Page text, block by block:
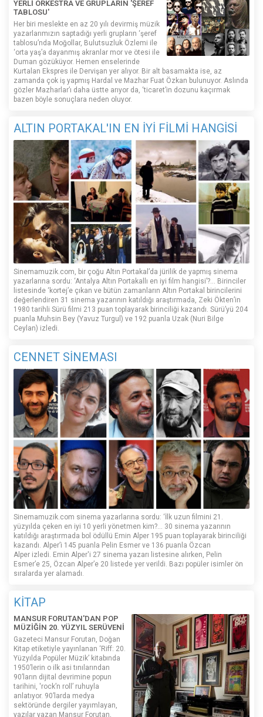
YERLİ ORKESTRA VE GRUPLARIN 'ŞEREF
TABLOSU'
Her biri meslekte en az 20 yılı devirmiş müzik
yazarlarımızın saptadığı yerli grupların ‘şeref
tablosu’nda Moğollar, Bulutsuzluk Özlemi ile
‘orta yaş’a dayanmış akranlar mor ve ötesi ile
Duman gözüküyor. Hemen enselerinde
Kurtalan Ekspres ile Dervişan yer alıyor. Bir alt basamakta ise, az
zamanda çok iş yapmış Hardal ve Mazhar Fuat Özkan bulunuyor. Aslında
gözler Mazharlar’ı daha üstte arıyor da, ‘ticaret’in dozunu kaçırmak
bazen böyle sonuçlara neden oluyor.
ALTIN PORTAKAL'IN EN İYİ FİLMİ HANGİSİ
Sinemamuzik.com, bir çoğu Altın Portakal’da jürilik de yapmış sinema
yazarlarına sordu: ‘Antalya Altın Portakallı en iyi film hangisi’?... Birinciler
listesinde ‘kortej’e çıkan ve bütün zamanların Altın Portakal birincilerini
değerlendiren 31 sinema yazarının katıldığı araştırmada, Zeki Ökten’in
1980 tarihli Sürü filmi 213 puan toplayarak birinciliği kazandı. Sürü’yü 204
puanla Muhsin Bey (Yavuz Turgul) ve 192 puanla Uzak (Nuri Bilge
Ceylan) izledi.
CENNET SİNEMASI
Sinemamuzik.com sinema yazarlarına sordu: ‘İlk uzun filmini 21.
yüzyılda çeken en iyi 10 yerli yönetmen kim?... 30 sinema yazarının
katıldığı araştırmada bol ödüllü Emin Alper 195 puan toplayarak birinciliği
kazandı. Alper’i 145 puanla Pelin Esmer ve 136 puanla Özcan
Alper izledi. Emin Alper'i 27 sinema yazarı listesine alırken, Pelin
Esmer’e 25, Özcan Alper’e 20 listede yer verildi. Bazı popüler isimler ön
sıralarda yer alamadı.
KİTAP
MANSUR FORUTAN'DAN POP
MÜZİĞİN 20. YÜZYIL SERÜVENİ
Gazeteci Mansur Forutan, Doğan
Kitap etiketiyle yayınlanan ‘Riff: 20.
Yüzyılda Popüler Müzik’ kitabında
1950’lerin o ilk asi tınılarından
90’ların dijital devrimine popun
tarihini, 'rock’n roll’ ruhuyla
anlatıyor. 90’larda medya
sektöründe dergiler yayımlayan,
yazılar yazan Mansur Forutan,